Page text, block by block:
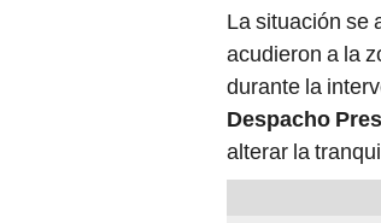
La situación se
acudieron a la
durante la
Despacho
alterar la